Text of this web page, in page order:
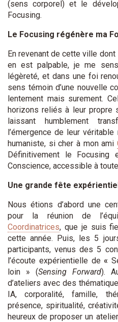
(sens corporel) et le
Focusing.
Le Focusing régénère ma
En revenant de cette ville
en est palpable, je me
légèreté, et dans une foi
sens témoin d’une nouvelle
lentement mais surement.
horizons reliés à leur propre
laissant humblement
l’émergence de leur
humaniste, si cher à mon ami
Définitivement le
Conscience, accessible à
Une grande fête
Nous étions d’abord une
pour la réunion de
Coordinatrices, que je suis
cette année. Puis, les 5
participants, venus des 5
l’écoute expérientielle de«
loin » (Sensing Forward).
d’ateliers avec des
IA, corporalité, famille,
présence, spiritualité,
heureux de proposer un